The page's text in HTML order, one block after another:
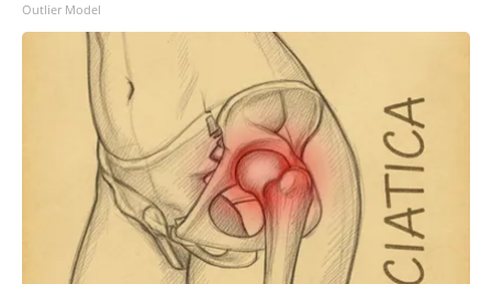
Outlier Model